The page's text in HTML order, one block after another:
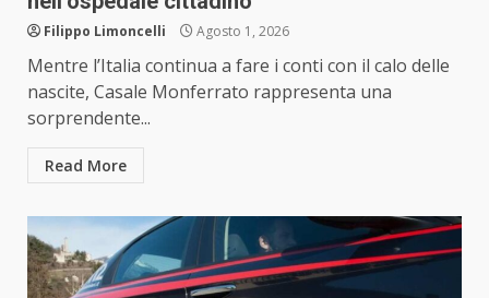
Filippo Limoncelli Agosto 1, 2026
Mentre l’Italia continua a fare i conti con il calo delle
nascite, Casale Monferrato rappresenta una
sorprendente...
Read More